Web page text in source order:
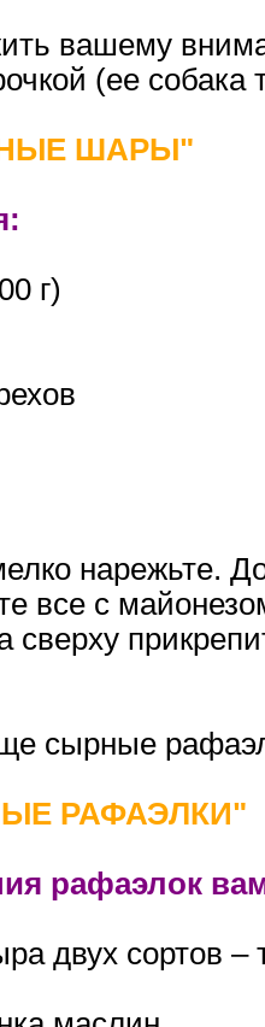
вашему
(ее
ШАРЫ"
г)
нарежьте.
все с
сверху
сырные
РАФАЭЛКИ"
рафаэлок
двух сортов –